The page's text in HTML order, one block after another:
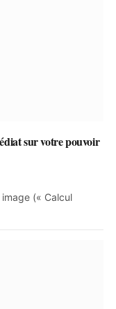
sur votre pouvoir
(« Calcul